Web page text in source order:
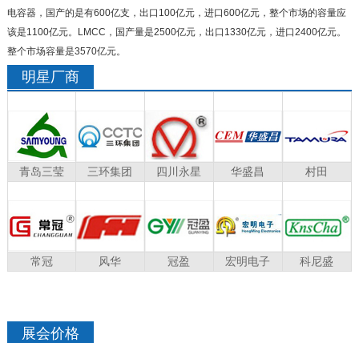
电容器，国产的是有600亿支，出口100亿元，进口600亿元，整个市场的容量应
该是1100亿元。LMCC，国产量是2500亿元，出口1330亿元，进口2400亿元。
整个市场容量是3570亿元。
明星厂商
青岛三莹 三环集团 四川永星 华盛昌 村田
常冠 风华 冠盈 宏明电子 科尼盛
展会价格